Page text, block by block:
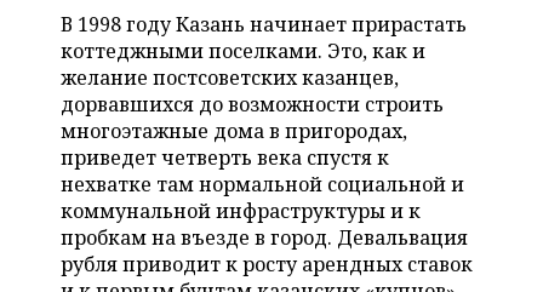
ТАТАРСТАНА
ИНВЕСТИЦИИ
НЕФТЕХИМИЯ
НЕФТЬ
ОПК
ЭНЕРГЕТИКА
НОВОСТИ БИЗНЕСА
РОЗНИЧНАЯ ТОРГОВЛЯ
ТРАНСПОРТ
ТЕХНОЛОГИИ
НОВОСТИ ТЕХНОЛОГИЙ
ТЕЛЕКОММУНИКАЦИИ
МЕРОПРИЯТИЯ
НОВОСТИ МЕРОПРИЯТИЙ
ВЫЕЗДНАЯ РЕДАКЦИЯ
БИЗНЕС-БРАНЧИ
СПОРТ
НОВОСТИ СПОРТА
ФУТБОЛ
ОБЩЕСТВО
НОВОСТИ ОБЩЕСТВА
ФОТОГАЛЕРЕЯ
В 1998 году Казань начинает прирастать
коттеджными поселками. Это, как и
желание постсоветских казанцев,
дорвавшихся до возможности строить
многоэтажные дома в пригородах,
приведет четверть века спустя к
нехватке там нормальной социальной и
коммунальной инфраструктуры и к
пробкам на въезде в город. Девальвация
рубля приводит к росту арендных ставок